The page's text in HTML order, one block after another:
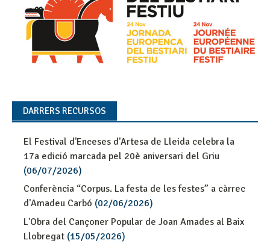
DARRERS RECURSOS
El Festival d'Enceses d'Artesa de Lleida celebra la
17a edició marcada pel 20è aniversari del Griu
(06/07/2026)
Conferència “Corpus. La festa de les festes” a càrrec
d'Amadeu Carbó (02/06/2026)
L'Obra del Cançoner Popular de Joan Amades al Baix
Llobregat (15/05/2026)